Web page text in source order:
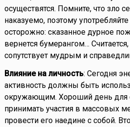
осуществятся. Помните, что зло
наказуемо, поэтому
осторожно: сказанное дурное
вернется бумерангом…
сопутствует мудрым и
Влияние на личность: Сегодня
активность должны быть
окружающим. Хороший день для
принимать участия в массовых
провести его наедине с собой.